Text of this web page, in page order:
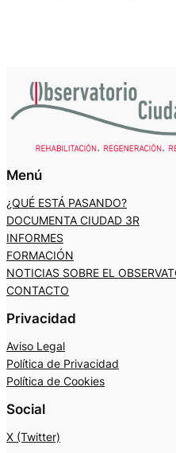
Menú
¿QUÉ ESTÁ PASANDO?
DOCUMENTA CIUDAD 3R
INFORMES
FORMACIÓN
NOTICIAS SOBRE EL
CONTACTO
Privacidad
Aviso Legal
Política de Privacidad
Política de Cookies
Social
X (Twitter)